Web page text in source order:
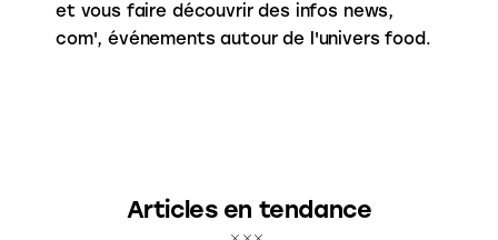
et vous faire découvrir des infos news,
com', événements autour de l'univers food.
Articles en tendance